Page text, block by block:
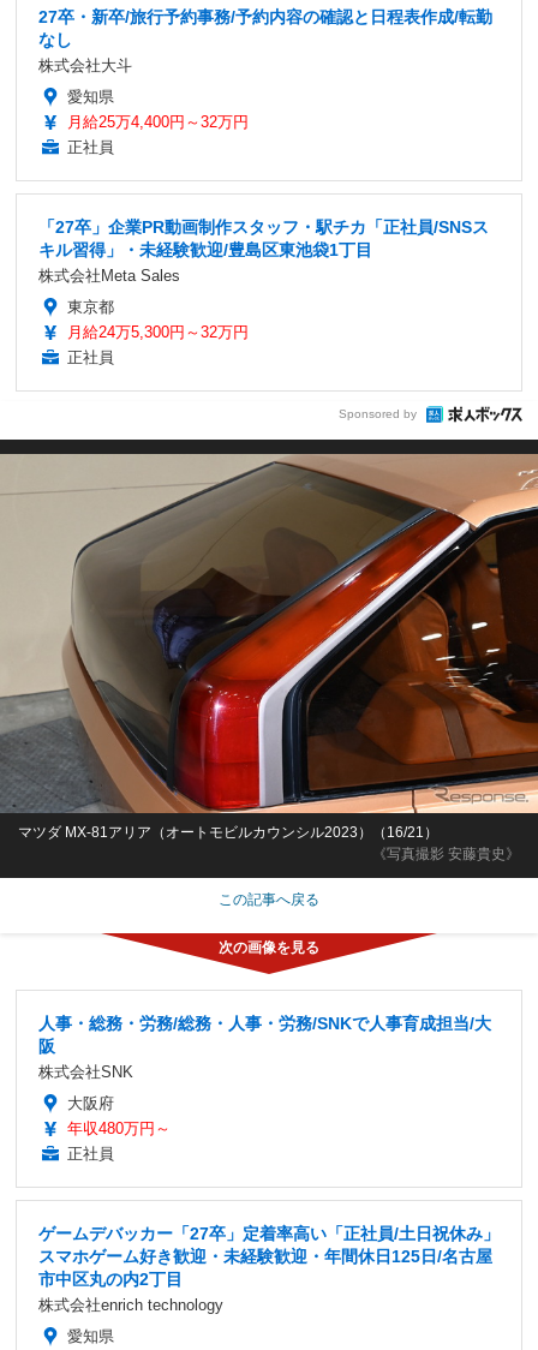
27卒・新卒/旅行予約事務/予約内容の確認と日程表作成/転勤
なし
株式会社大斗
愛知県
月給25万4,400円～32万円
正社員
「27卒」企業PR動画制作スタッフ・駅チカ「正社員/SNSス
キル習得」・未経験歓迎/豊島区東池袋1丁目
株式会社Meta Sales
東京都
月給24万5,300円～32万円
正社員
Sponsored by
《写真撮影 安藤貴史》
マツダ MX-81アリア（オートモビルカウンシル2023）（16/21）
この記事へ戻る
人事・総務・労務/総務・人事・労務/SNKで人事育成担当/大
阪
株式会社SNK
大阪府
年収480万円～
正社員
ゲームデバッカー「27卒」定着率高い「正社員/土日祝休み」
スマホゲーム好き歓迎・未経験歓迎・年間休日125日/名古屋
市中区丸の内2丁目
株式会社enrich technology
愛知県